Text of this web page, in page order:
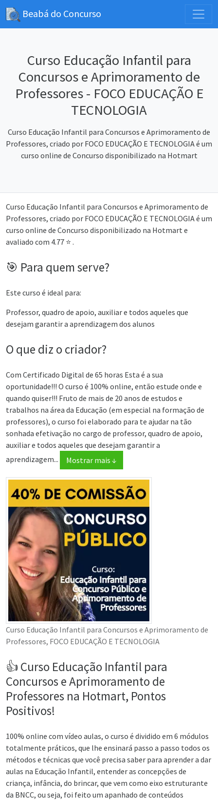
Beabá do Concurso
Curso Educação Infantil para
Concursos e Aprimoramento de
Professores - FOCO EDUCAÇÃO E
TECNOLOGIA
Curso Educação Infantil para Concursos e Aprimoramento de
Professores, criado por FOCO EDUCAÇÃO E TECNOLOGIA é um
curso online de Concurso disponibilizado na Hotmart
Curso Educação Infantil para Concursos e Aprimoramento de
Professores, criado por FOCO EDUCAÇÃO E TECNOLOGIA é um
curso online de Concurso disponibilizado na Hotmart e
avaliado com 4.77 ⭐ .
🎯 Para quem serve?
Este curso é ideal para:
Professor, quadro de apoio, auxiliar e todos aqueles que
desejam garantir a aprendizagem dos alunos
O que diz o criador?
Com Certificado Digital de 65 horas Esta é a sua
oportunidade!!! O curso é 100% online, então estude onde e
quando quiser!!! Fruto de mais de 20 anos de estudos e
trabalhos na área da Educação (em especial na formação de
professores), o curso foi elaborado para te ajudar na tão
sonhada efetivação no cargo de professor, quadro de apoio,
auxiliar e todos aqueles que desejam garantir a
aprendizagem...
Mostrar mais ↓
Curso Educação Infantil para Concursos e Aprimoramento de
Professores, FOCO EDUCAÇÃO E TECNOLOGIA
👍 Curso Educação Infantil para
Concursos e Aprimoramento de
Professores na Hotmart, Pontos
Positivos!
100% online com vídeo aulas, o curso é dividido em 6 módulos
totalmente práticos, que lhe ensinará passo a passo todos os
métodos e técnicas que você precisa saber para aprender a dar
aulas na Educação Infantil, entender as concepções de
criança, infância, do brincar, que vem como eixo estruturante
da BNCC, ou seja, foi feito um apanhado de conteúdos